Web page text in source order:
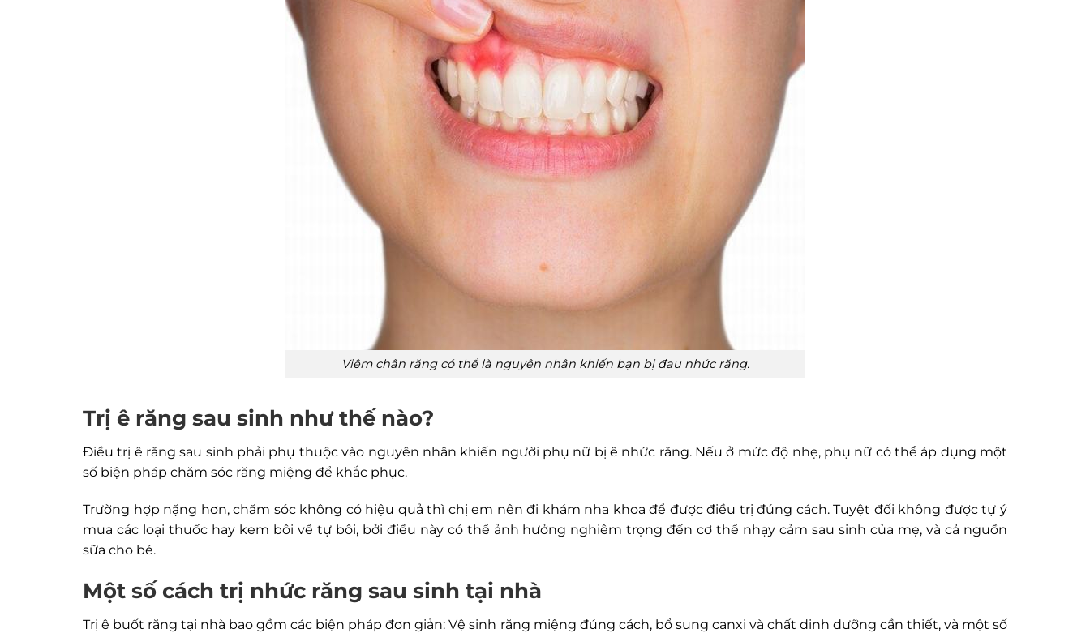
Viêm chân răng có thể là nguyên nhân khiến bạn bị đau nhức răng.
Trị ê răng sau sinh như thế nào?
Điều trị ê răng sau sinh phải phụ thuộc vào nguyên nhân khiến người phụ nữ bị ê nhức răng. Nếu ở mức độ nhẹ, phụ nữ có thể áp dụng một
số biện pháp chăm sóc răng miệng để khắc phục.
Trường hợp nặng hơn, chăm sóc không có hiệu quả thì chị em nên đi khám nha khoa để được điều trị đúng cách. Tuyệt đối không được tự ý
mua các loại thuốc hay kem bôi về tự bôi, bởi điều này có thể ảnh hưởng nghiêm trọng đến cơ thể nhạy cảm sau sinh của mẹ, và cả nguồn
sữa cho bé.
Một số cách trị nhức răng sau sinh tại nhà
Trị ê buốt răng tại nhà bao gồm các biện pháp đơn giản: Vệ sinh răng miệng đúng cách, bổ sung canxi và chất dinh dưỡng cần thiết, và một số